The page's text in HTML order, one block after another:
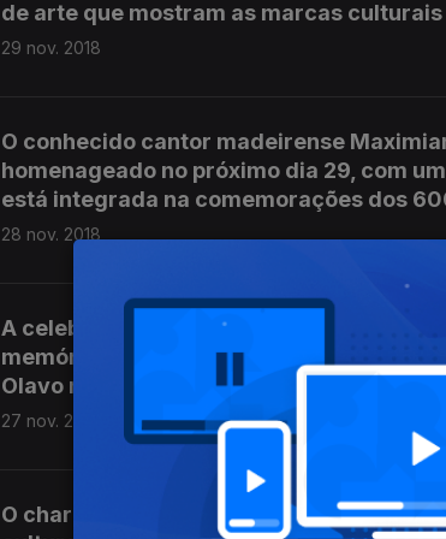
de arte que mostram as marcas
29 nov. 2018
O conhecido cantor madeirense
homenageado no próximo dia 29, com
está integrada na comemorações dos
28 nov. 2018
A celebração dos cem anos do
memória os relatos de dois irmãos
Olavo relataram as suas experiências
27 nov. 2018
O charamba - uma forma de cantar